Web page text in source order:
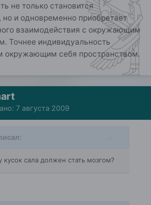
не только становится
и одновременно приобретает
взаимодействия с окружающим
Точнее индивидуальность
окружающим себя пространством.
7 августа 2009
кусок сала должен стать мозгом?